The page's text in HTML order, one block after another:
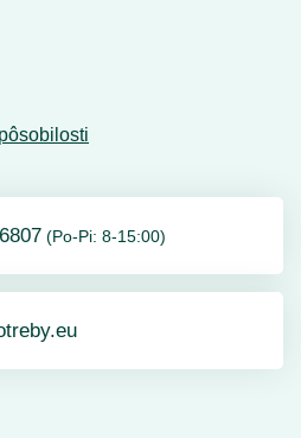
(Po-Pi: 8-15:00)